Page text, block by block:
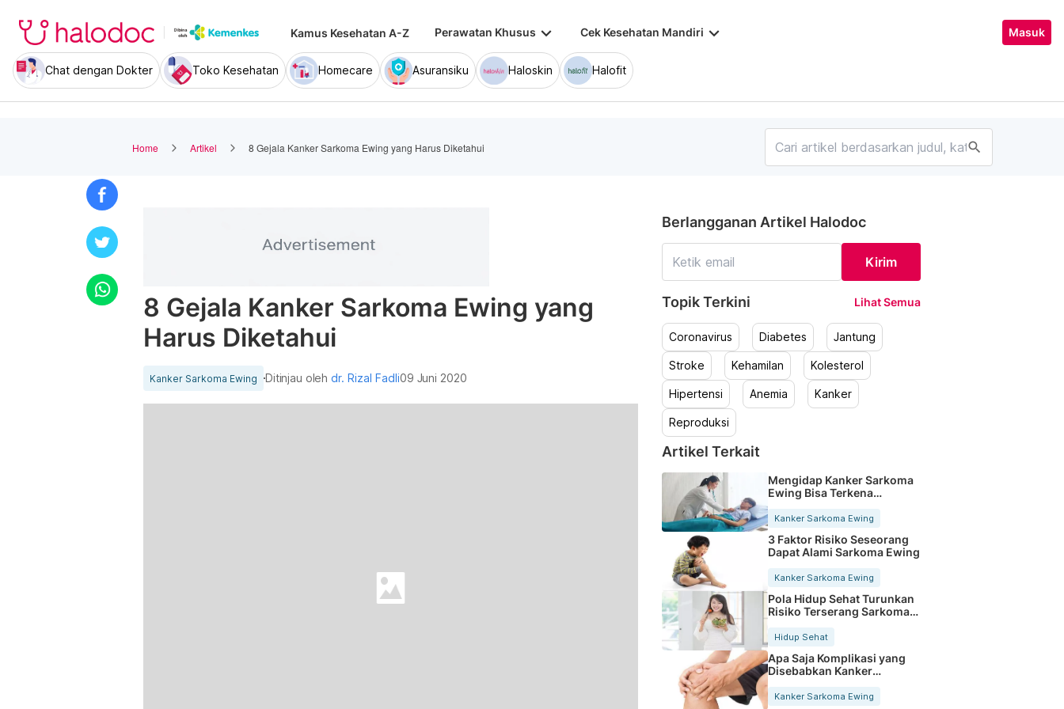
Kamus Kesehatan A-Z Perawatan Khusus keyboard_arrow_down Cek Kesehatan Mandiri keyboard_arrow_down Masuk
Chat dengan Dokter Toko Kesehatan Homecare Asuransiku Haloskin Halofit
Home Artikel 8 Gejala Kanker Sarkoma Ewing yang Harus Diketahui search
8 Gejala Kanker Sarkoma Ewing yang
Harus Diketahui
Kanker Sarkoma Ewing Ditinjau olehdr. Rizal Fadli09 Juni 2020
Berlangganan Artikel Halodoc
Kirim
Topik Terkini Lihat Semua
Coronavirus Diabetes Jantung
Stroke Kehamilan Kolesterol
Hipertensi Anemia Kanker
Reproduksi
Artikel Terkait
Mengidap Kanker Sarkoma
Ewing Bisa Terkena
Gangguan Paru-paru
Kanker Sarkoma Ewing
3 Faktor Risiko Seseorang
Dapat Alami Sarkoma Ewing
Kanker Sarkoma Ewing
Pola Hidup Sehat Turunkan
Risiko Terserang Sarkoma
Hidup Sehat
Apa Saja Komplikasi yang
Disebabkan Kanker
Kanker Sarkoma Ewing